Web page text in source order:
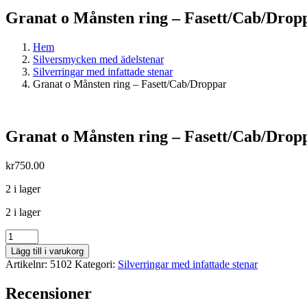
Granat o Månsten ring – Fasett/Cab/
Hem
Silversmycken med ädelstenar
Silverringar med infattade stenar
Granat o Månsten ring – Fasett/Cab/Droppar
Granat o Månsten ring – Fasett/Cab/
kr750.00
2 i lager
2 i lager
Granat
o
Månsten
ring
Fasett/Cab/Droppar
Lägg till i varukorg
Artikelnr: 5102 Kategori: Silverringar med infattade stenar
Recensioner